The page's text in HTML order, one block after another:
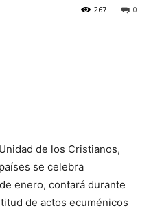
0
267
de los Cristianos,
se celebra
enero, contará durante
de actos ecuménicos